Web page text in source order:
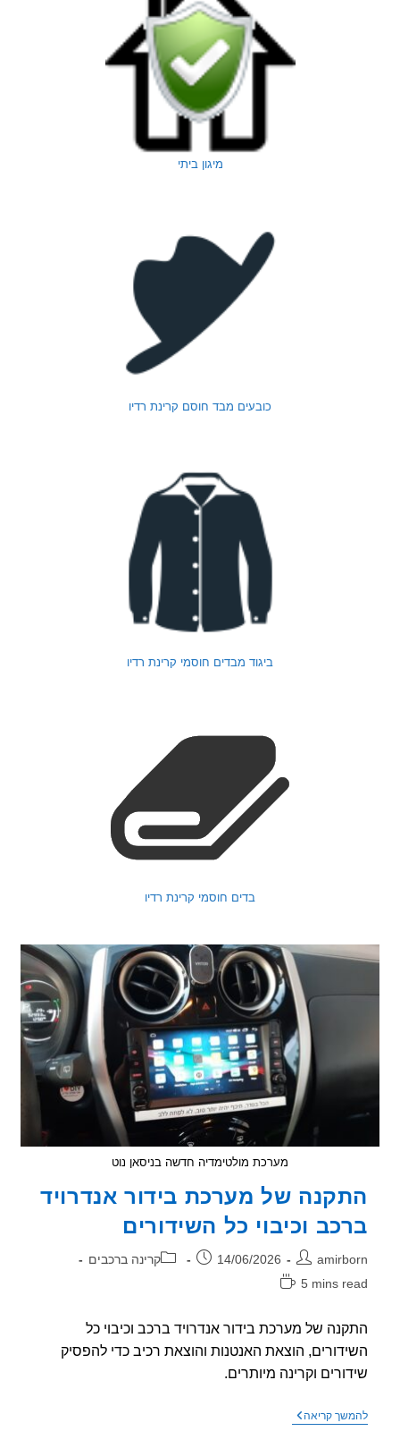
כובעים מבד חוסם קרינת רדיו
ביגוד מבדים חוסמי קרינת רדיו
בדים חוסמי קרינת רדיו
מערכת מולטימדיה חדשה בניסאן נוט
של מערכת בידור אנדרויד
וכיבוי כל השידורים
פורסם:
14/06/2026 קטגוריה:קרינה ברכבים
5 mins
של מערכת בידור אנדרויד ברכב וכיבוי כל
הוצאת האנטנות והוצאת רכיב כדי להפסיק
וקרינה מיותרים.
קריאההתקנה